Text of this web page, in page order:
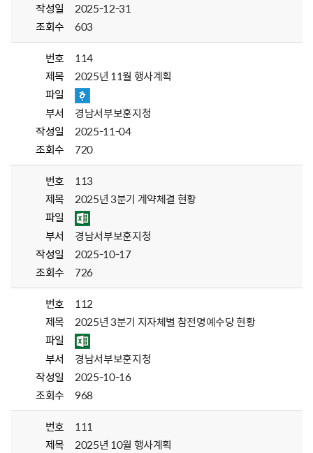
작성일
2025-12-31
조회수
603
번호
114
제목
2025년 11월 행사계획
파일
부서
경남서부보훈지청
작성일
2025-11-04
조회수
720
번호
113
제목
2025년 3분기 계약체결 현황
파일
부서
경남서부보훈지청
작성일
2025-10-17
조회수
726
번호
112
제목
2025년 3분기 지자체별 참전명예수당 현황
파일
부서
경남서부보훈지청
작성일
2025-10-16
조회수
968
번호
111
제목
2025년 10월 행사계획